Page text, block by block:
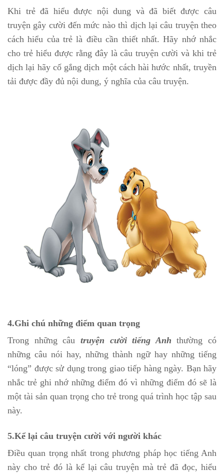
Khi trẻ đã hiểu được nội dung và đã biết được câu
truyện gây cười đến mức nào thì dịch lại câu truyện theo
cách hiểu của trẻ là điều cần thiết nhất. Hãy nhớ nhắc
cho trẻ hiểu được rằng đây là câu truyện cười và khi trẻ
dịch lại hãy cố gắng dịch một cách hài hước nhất, truyền
tải được đầy đủ nội dung, ý nghĩa của câu truyện.
4.Ghi chú những điểm quan trọng
Trong những câu truyện cười tiếng Anh thường có
những câu nói hay, những thành ngữ hay những tiếng
“lóng” được sử dụng trong giao tiếp hàng ngày. Bạn hãy
nhắc trẻ ghi nhớ những điểm đó vì những điểm đó sẽ là
một tài sản quan trọng cho trẻ trong quá trình học tập sau
này.
5.Kể lại câu truyện cười với người khác
Điều quan trọng nhất trong phương pháp học tiếng Anh
này cho trẻ đó là kể lại câu truyện mà trẻ đã đọc, hiểu